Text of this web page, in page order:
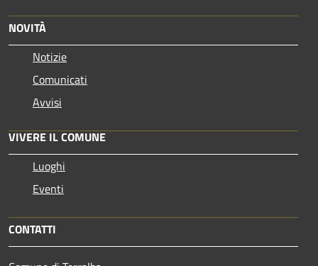
NOVITÀ
Notizie
Comunicati
Avvisi
VIVERE IL COMUNE
Luoghi
Eventi
CONTATTI